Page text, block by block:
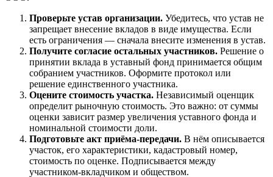
Проверьте устав организации. Убедитесь, что устав не
запрещает внесение вкладов в виде имущества. Если
есть ограничения — сначала внесите изменения в устав.
Получите согласие остальных участников. Решение о
принятии вклада в уставный фонд принимается общим
собранием участников. Оформите протокол или
решение единственного участника.
Оцените стоимость участка. Независимый оценщик
определит рыночную стоимость. Это важно: от суммы
оценки зависит размер увеличения уставного фонда и
номинальной стоимости доли.
Подготовьте акт приёма-передачи. В нём описывается
участок, его характеристики, кадастровый номер,
стоимость по оценке. Подписывается между
участником-вкладчиком и обществом.